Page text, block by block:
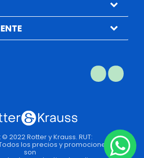
2022 Rotter y Krauss. RUT:
los precios y promociones
son